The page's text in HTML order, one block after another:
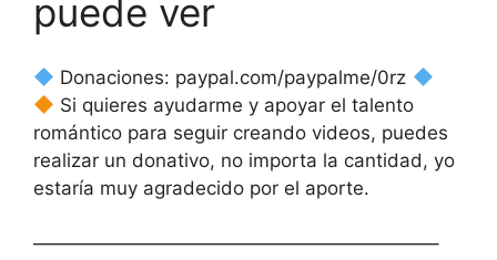
puede ver
Donaciones: paypal.com/paypalme/0rz
Si quieres ayudarme y apoyar el talento
romántico para seguir creando videos, puedes
realizar un donativo, no importa la cantidad, yo
estaría muy agradecido por el aporte.
—————————————————————–